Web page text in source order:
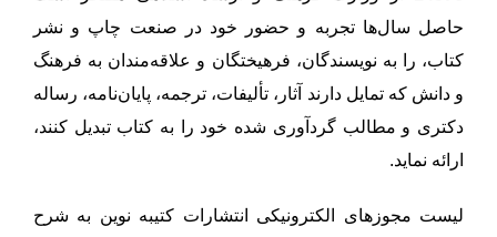
حاصل سال‌ها تجربه و حضور خود در صنعت چاپ و نشر
کتاب، را به نویسندگان، فرهیختگان و علاقه‌مندان به فرهنگ
و دانش که تمایل دارند آثار، تألیفات، ترجمه، پایان‌نامه، رساله
دکتری و مطالب گردآوری شده خود را به کتاب تبدیل کنند،
ارائه نماید.
لیست مجوزهای الکترونیکی انتشارات کتیبه نوین به شرح